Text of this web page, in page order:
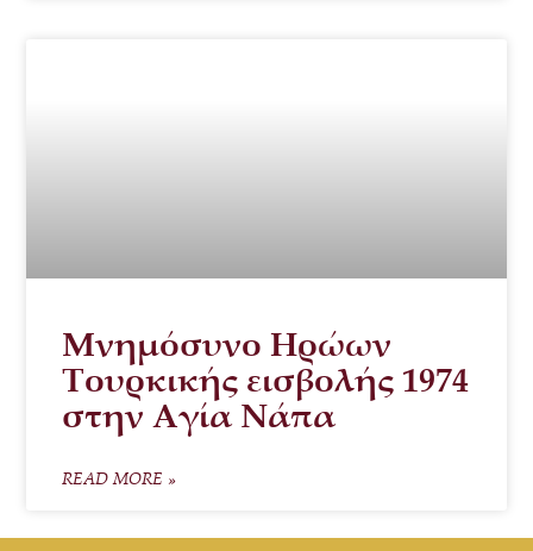
Μνημόσυνο Ηρώων
Τουρκικής εισβολής 1974
στην Αγία Νάπα
READ MORE »